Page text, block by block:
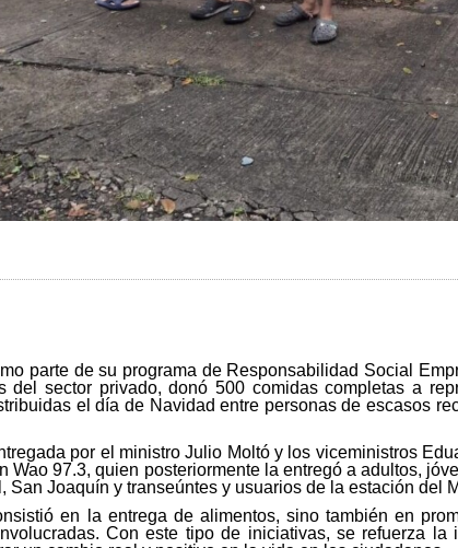
parte de su programa de Responsabilidad Social
del sector privado, donó 500 comidas completas a
el día de Navidad entre personas de escasos
por el ministro Julio Moltó y los viceministros
Wao 97.3, quien posteriormente la entregó a adultos,
San Joaquín y transeúntes y usuarios de la estación del
en la entrega de alimentos, sino también en
Con este tipo de iniciativas, se refuerza